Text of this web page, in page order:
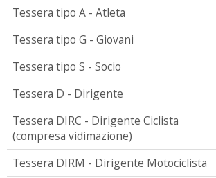
Tessera tipo A - Atleta
Tessera tipo G - Giovani
Tessera tipo S - Socio
Tessera D - Dirigente
Tessera DIRC - Dirigente Ciclista
(compresa vidimazione)
Tessera DIRM - Dirigente Motociclista